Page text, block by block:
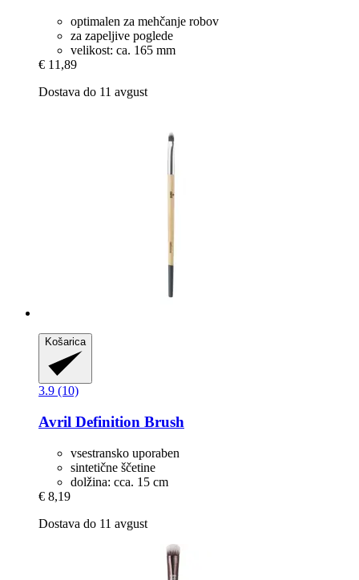
optimalen za mehčanje robov
za zapeljive poglede
velikost: ca. 165 mm
€ 11,89
Dostava do 11 avgust
Košarica
3.9 (10)
Avril Definition Brush
vsestransko uporaben
sintetične ščetine
dolžina: cca. 15 cm
€ 8,19
Dostava do 11 avgust